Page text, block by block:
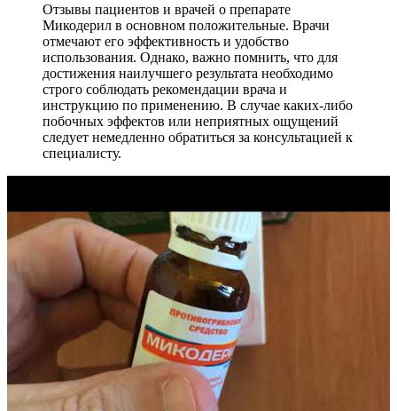
Отзывы пациентов и врачей о препарате
Микодерил в основном положительные. Врачи
отмечают его эффективность и удобство
использования. Однако, важно помнить, что для
достижения наилучшего результата необходимо
строго соблюдать рекомендации врача и
инструкцию по применению. В случае каких-либо
побочных эффектов или неприятных ощущений
следует немедленно обратиться за консультацией к
специалисту.